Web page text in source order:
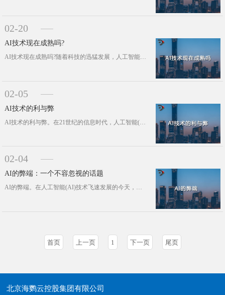
02-20
AI技术现在成熟吗?
AI技术现在成熟吗?随着科技的迅猛发展，人工智能(AI)已从一个科幻概念转变为现实世界中不可或缺的一部分。AI技术的成熟度是衡···
02-05
AI技术的利与弊
02-04
AI的弊端：一个不容忽视的话题
AI的弊端。在人工智能(AI)技术飞速发展的今天，我们见证了它在各个领域带来的革命性变化。然而，任何技术的发展都不是一帆风顺的···
首页 上一页 1 下一页 尾页
北京海鹦云控股集团有限公司